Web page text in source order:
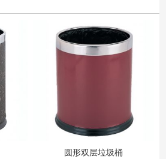
圆形双层垃圾桶